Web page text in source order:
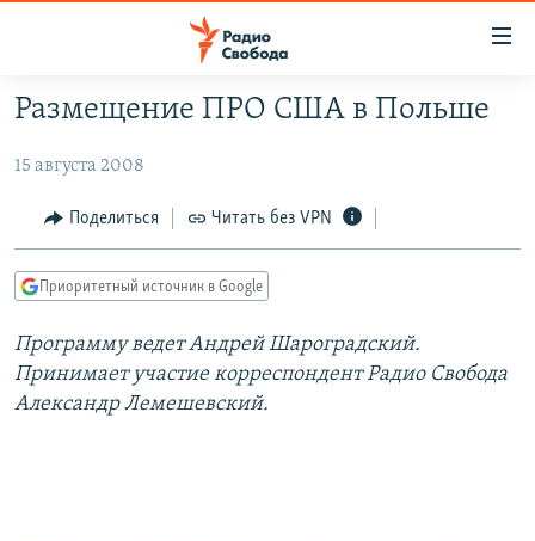
упрощенного
Вернуться
содержанию
Вернутся
главной
навигации
Вернутся
ПРОГРАММЫ
ПОДКАСТЫ
АВТОРСКИЕ ПРОЕКТЫ
ЦИТАТЫ СВОБОДЫ
МНЕНИЯ
КУЛЬТУРА
IDEL.РЕАЛИИ
Размещение ПРО США в Польше
15 августа 2008
Поделиться Читать без VPN
Приоритетный источник в Google
Программу ведет Андрей Шароградский.
Принимает участие корреспондент Радио Свобода
Александр Лемешевский.